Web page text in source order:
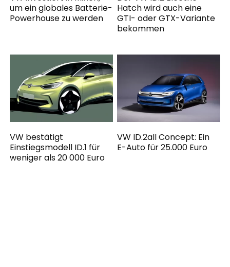
um ein globales Batterie-
Powerhouse zu werden
Hatch wird auch eine
GTI- oder GTX-Variante
bekommen
VW bestätigt
Einstiegsmodell ID.1 für
weniger als 20 000 Euro
VW ID.2all Concept: Ein
E-Auto für 25.000 Euro